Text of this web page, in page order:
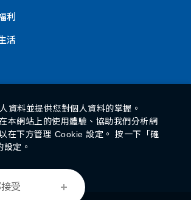
利
活
資料並提供您對個人資料的掌握。
本網站上的使用體驗、協助我們分析網
在下方管理 Cookie 設定。 按一下「確
定。
受